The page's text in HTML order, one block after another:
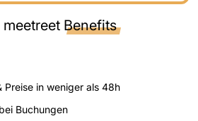
meetreet Benefits
Preise in weniger als 48h
Buchungen